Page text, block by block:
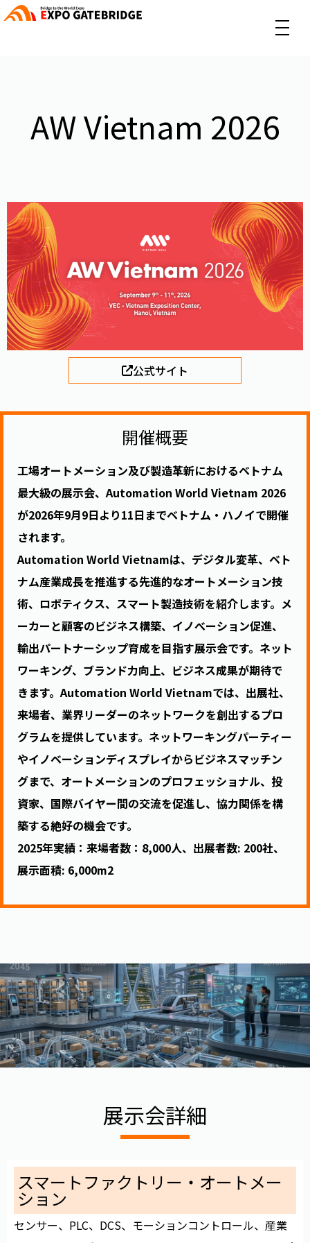
AW Vietnam 2026
公式サイト
開催概要
工場オートメーション及び製造革新におけるベトナム
最大級の展示会、Automation World Vietnam 2026
が2026年9月9日より11日までベトナム・ハノイで開催
されます。
Automation World Vietnamは、デジタル変革、ベト
ナム産業成長を推進する先進的なオートメーション技
術、ロボティクス、スマート製造技術を紹介します。メ
ーカーと顧客のビジネス構築、イノべーション促進、
輸出パートナーシップ育成を目指す展示会です。ネット
ワーキング、ブランド力向上、ビジネス成果が期待で
きます。Automation World Vietnamでは、出展社、
来場者、業界リーダーのネットワークを創出するプロ
グラムを提供しています。ネットワーキングパーティー
やイノベーションディスプレイからビジネスマッチン
グまで、オートメーションのプロフェッショナル、投
資家、国際バイヤー間の交流を促進し、協力関係を構
築する絶好の機会です。
2025年実績：来場者数：8,000人、出展者数: 200社、
展示面積: 6,000m2
展示会詳細
スマートファクトリー・オートメー
ション
センサー、PLC、DCS、モーションコントロール、産業